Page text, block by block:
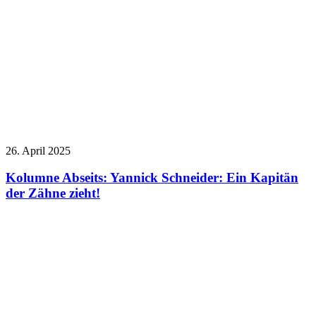
26. April 2025
Kolumne Abseits: Yannick Schneider: Ein Kapitän
der Zähne zieht!